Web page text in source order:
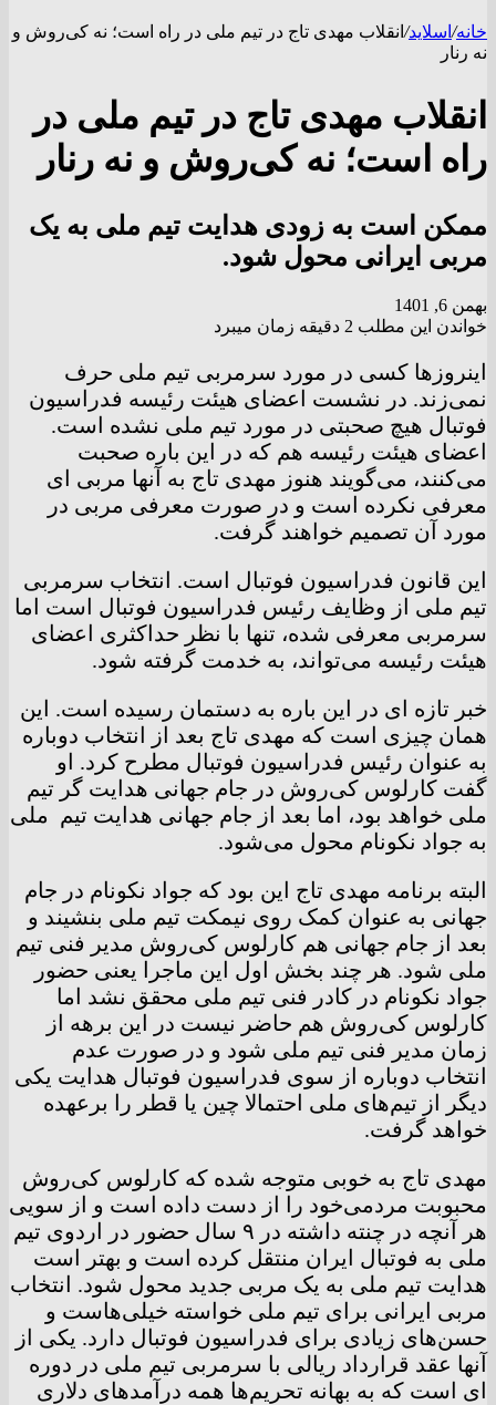
خانه/ اسلاید/ انقلاب مهدی تاج در تیم ملی در راه است؛ نه کی‌روش و
نه رنار
انقلاب مهدی تاج در تیم ملی در
راه است؛ نه کی‌روش و نه رنار
ممکن است به زودی هدایت تیم ملی به یک
مربی ایرانی محول شود.
بهمن 6, 1401
خواندن این مطلب 2 دقیقه زمان میبرد
اینروزها کسی در مورد سرمربی تیم ملی حرف
نمی‌زند. در نشست اعضای هیئت رئیسه فدراسیون
فوتبال هیچ صحبتی در مورد تیم ملی نشده است.
اعضای هیئت رئیسه هم که در این باره صحبت
می‌کنند، می‌گویند هنوز مهدی تاج به آنها مربی ای
معرفی نکرده است و در صورت معرفی مربی در
مورد آن تصمیم خواهند گرفت.
این قانون فدراسیون فوتبال است. انتخاب سرمربی
تیم ملی از وظایف رئیس فدراسیون فوتبال است اما
سرمربی معرفی شده، تنها با نظر حداکثری اعضای
هیئت رئیسه می‌تواند، به خدمت گرفته شود.
خبر تازه ای در این باره به دستمان رسیده است. این
همان چیزی است که مهدی تاج بعد از انتخاب دوباره
به عنوان رئیس فدراسیون فوتبال مطرح کرد. او
گفت کارلوس کی‌روش در جام جهانی هدایت گر تیم
ملی خواهد بود، اما بعد از جام جهانی هدایت تیم ملی
به جواد نکونام محول می‌شود.
البته برنامه مهدی تاج این بود که جواد نکونام در جام
جهانی به عنوان کمک روی نیمکت تیم ملی بنشیند و
بعد از جام جهانی هم کارلوس کی‌روش مدیر فنی تیم
ملی شود. هر چند بخش اول این ماجرا یعنی حضور
جواد نکونام در کادر فنی تیم ملی محقق نشد اما
کارلوس کی‌روش هم حاضر نیست در این برهه از
زمان مدیر فنی تیم ملی شود و در صورت عدم
انتخاب دوباره از سوی فدراسیون فوتبال هدایت یکی
دیگر از تیم‌های ملی احتمالا چین یا قطر را برعهده
خواهد گرفت.
مهدی تاج به خوبی متوجه شده که کارلوس کی‌روش
محبوبت مردمی‌خود را از دست داده است و از سویی
هر آنچه در چنته داشته در ۹ سال حضور در اردوی تیم
ملی به فوتبال ایران منتقل کرده است و بهتر است
هدایت تیم ملی به یک مربی جدید محول شود. انتخاب
مربی ایرانی برای تیم ملی خواسته خیلی‌هاست و
حسن‌های زیادی برای فدراسیون فوتبال دارد. یکی از
آنها عقد قرارداد ریالی با سرمربی تیم ملی در دوره
ای است که به بهانه تحریم‌ها همه درآمدهای دلاری